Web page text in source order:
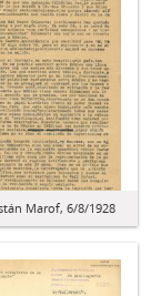
Marof, 6/8/1928